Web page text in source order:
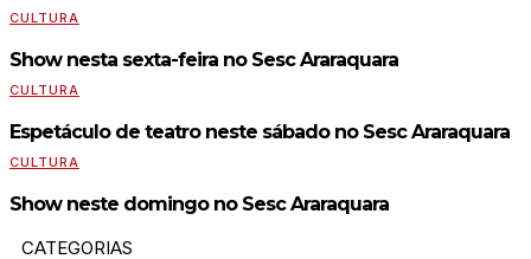
CULTURA
Show nesta sexta-feira no Sesc Araraquara
CULTURA
Espetáculo de teatro neste sábado no Sesc Araraquara
CULTURA
Show neste domingo no Sesc Araraquara
CATEGORIAS